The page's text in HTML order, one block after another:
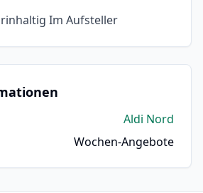
Im Aufsteller
Aldi Nord
Wochen-Angebote